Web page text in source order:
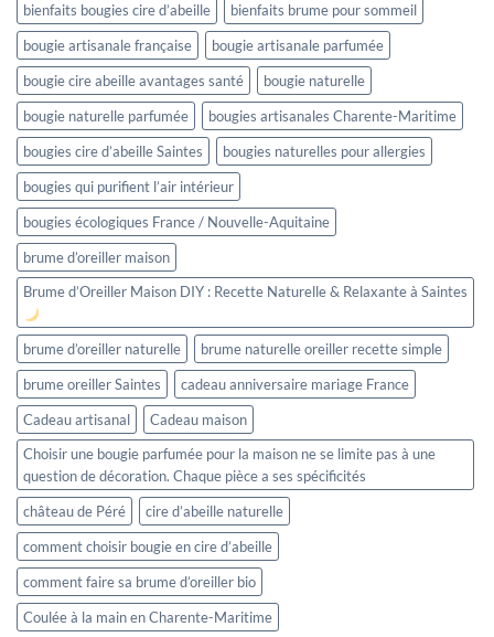
bienfaits bougies cire d’abeille
bienfaits brume pour sommeil
bougie artisanale française
bougie artisanale parfumée
bougie cire abeille avantages santé
bougie naturelle
bougie naturelle parfumée
bougies artisanales Charente-Maritime
bougies cire d’abeille Saintes
bougies naturelles pour allergies
bougies qui purifient l’air intérieur
bougies écologiques France / Nouvelle-Aquitaine
brume d’oreiller maison
Brume d’Oreiller Maison DIY : Recette Naturelle & Relaxante à Saintes
brume d’oreiller naturelle
brume naturelle oreiller recette simple
brume oreiller Saintes
cadeau anniversaire mariage France
Cadeau artisanal
Cadeau maison
Choisir une bougie parfumée pour la maison ne se limite pas à une
question de décoration. Chaque pièce a ses spécificités
château de Péré
cire d’abeille naturelle
comment choisir bougie en cire d’abeille
comment faire sa brume d’oreiller bio
Coulée à la main en Charente-Maritime